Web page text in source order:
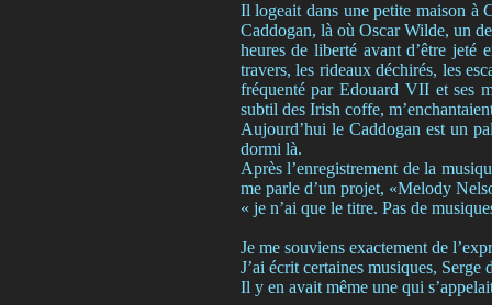
Il logeait dans une petite maison à
Caddogan, là où Oscar Wilde, un
heures de liberté avant d’être jeté
travers, les rideaux déchirés, les
fréquenté par Edouard VII et ses
subtil des Irish coffe,
Aujourd’hui le Caddogan est un
dormi là.
Après l’enregistrement de la
me parle d’un projet, «Melody
« je n’ai que le titre. Pas de
Je me souviens exactement de
J’ai écrit certaines musiques, Serge
Il y en avait même une qui